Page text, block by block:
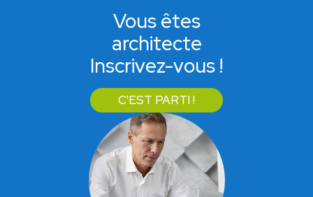
Vous êtes
architecte
Inscrivez-vous !
C'EST PARTI !